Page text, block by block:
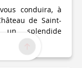
conduira, à
de Saint-
un splendide